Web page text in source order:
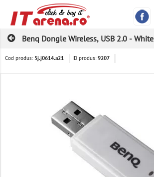
Benq Dongle Wireless, USB 2.0 - White
Cod produs: 5j.j0614.a21 ID produs:9207